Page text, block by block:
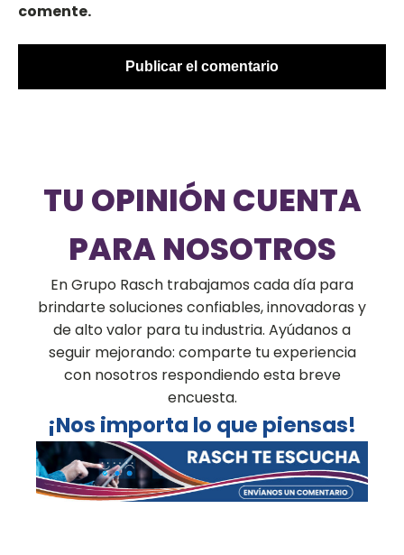
comente.
TU OPINIÓN CUENTA
PARA NOSOTROS
En Grupo Rasch trabajamos cada día para
brindarte soluciones confiables, innovadoras y
de alto valor para tu industria. Ayúdanos a
seguir mejorando: comparte tu experiencia
con nosotros respondiendo esta breve
encuesta.
¡Nos importa lo que piensas!